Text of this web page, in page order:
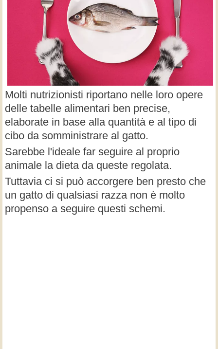
Molti nutrizionisti riportano nelle loro opere
delle tabelle alimentari ben precise,
elaborate in base alla quantità e al tipo di
cibo da somministrare al gatto.
Sarebbe l'ideale far seguire al proprio
animale la dieta da queste regolata.
Tuttavia ci si può accorgere ben presto che
un gatto di qualsiasi razza non è molto
propenso a seguire questi schemi.